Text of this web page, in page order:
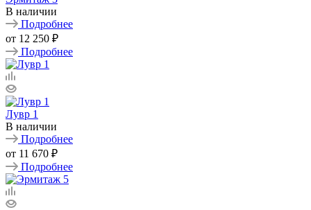
В наличии
Подробнее
от 12 250 ₽
Подробнее
Лувр 1
В наличии
Подробнее
от 11 670 ₽
Подробнее